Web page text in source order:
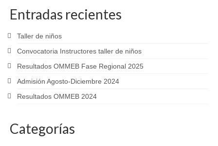
Entradas recientes
Taller de niños
Convocatoria Instructores taller de niños
Resultados OMMEB Fase Regional 2025
Admisión Agosto-Diciembre 2024
Resultados OMMEB 2024
Categorías